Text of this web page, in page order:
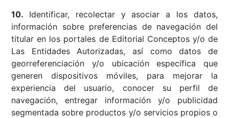
10. Identificar, recolectar y asociar a los datos,
información sobre preferencias de navegación del
titular en los portales de Editorial Conceptos y/o de
Las Entidades Autorizadas, así como datos de
georreferenciación y/o ubicación específica que
generen dispositivos móviles, para mejorar la
experiencia del usuario, conocer su perfil de
navegación, entregar información y/o publicidad
segmentada sobre productos y/o servicios propios o